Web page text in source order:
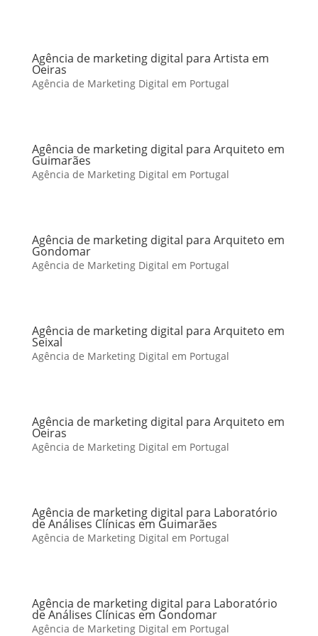
Agência de marketing digital para Artista em
Oeiras
Agência de Marketing Digital em Portugal
Agência de marketing digital para Arquiteto em
Guimarães
Agência de Marketing Digital em Portugal
Agência de marketing digital para Arquiteto em
Gondomar
Agência de Marketing Digital em Portugal
Agência de marketing digital para Arquiteto em
Seixal
Agência de Marketing Digital em Portugal
Agência de marketing digital para Arquiteto em
Oeiras
Agência de Marketing Digital em Portugal
Agência de marketing digital para Laboratório
de Análises Clínicas em Guimarães
Agência de Marketing Digital em Portugal
Agência de marketing digital para Laboratório
de Análises Clínicas em Gondomar
Agência de Marketing Digital em Portugal